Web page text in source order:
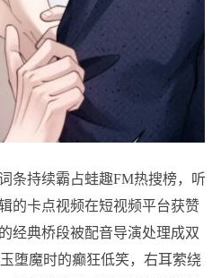
条持续霸占蛙趣FM热搜榜，听
的卡点视频在短视频平台获赞
经典桥段被配音导演处理成双
堕魔时的癫狂低笑，右耳萦绕